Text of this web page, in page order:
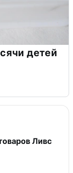
детей
Ливс